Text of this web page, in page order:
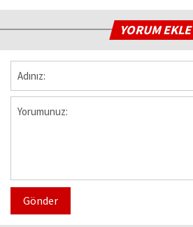
YORUM EKLE
Gönder